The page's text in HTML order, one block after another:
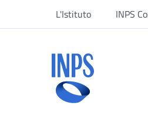
Vai al menu principale
Vai al contenuto principale
L'Istituto INPS